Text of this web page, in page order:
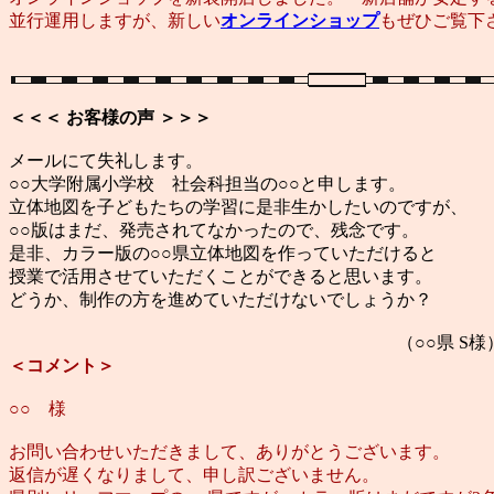
並行運用しますが、新しいオンラインショップもぜひご覧下
＜＜＜ お客様の声 ＞＞＞
メールにて失礼します。
○○大学附属小学校 社会科担当の○○と申します。
立体地図を子どもたちの学習に是非生かしたいのですが、
○○版はまだ、発売されてなかったので、残念です。
是非、カラー版の○○県立体地図を作っていただけると
授業で活用させていただくことができると思います。
どうか、制作の方を進めていただけないでしょうか？
（○○県 S様）
＜コメント＞
○○ 様
お問い合わせいただきまして、ありがとうございます。
返信が遅くなりまして、申し訳ございません。